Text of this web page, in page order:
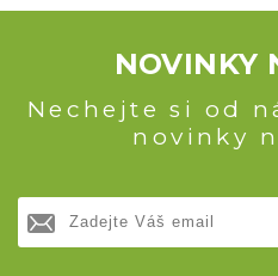
NOVINKY
Nechejte si od
novinky